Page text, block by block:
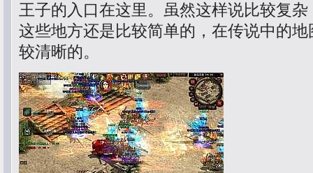
王子的入口在这里。虽然这样说比较复
这些地方还是比较简单的，在传说中的
较清晰的。